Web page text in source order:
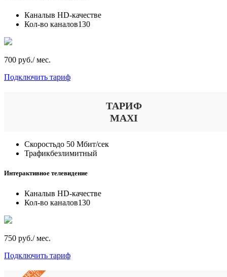
Каналыв HD-качестве
Кол-во каналов130
700 руб./ мес.
Подключить тариф
ТАРИФ
MAXI
Скоростьдо 50 Мбит/сек
Трафикбезлимитный
Интерактивное телевидение
Каналыв HD-качестве
Кол-во каналов130
750 руб./ мес.
Подключить тариф